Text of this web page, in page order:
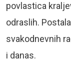
povlastica
odraslih.
svakodnevnih
i danas.